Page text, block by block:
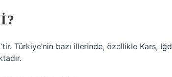
Türkiye’nin bazı illerinde, özellikle Kars,